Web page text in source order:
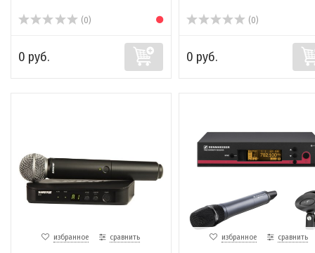
(0)
0 руб.
(0)
0 руб.
избранное сравнить избранное сравнить